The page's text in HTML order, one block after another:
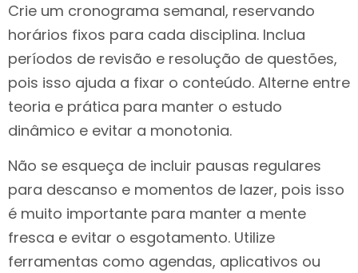
Crie um cronograma semanal, reservando
horários fixos para cada disciplina. Inclua
períodos de revisão e resolução de questões,
pois isso ajuda a fixar o conteúdo. Alterne entre
teoria e prática para manter o estudo
dinâmico e evitar a monotonia.
Não se esqueça de incluir pausas regulares
para descanso e momentos de lazer, pois isso
é muito importante para manter a mente
fresca e evitar o esgotamento. Utilize
ferramentas como agendas, aplicativos ou